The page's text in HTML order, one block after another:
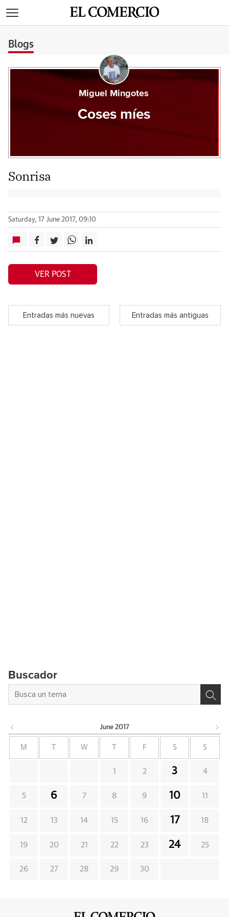
Blogs
Miguel Mingotes
Coses míes
Sonrisa
Saturday, 17 June 2017, 09:10
VER POST
Entradas más nuevas Entradas más antiguas
Buscador
June 2017
M W F S S
1 2 3 4
5 6 7 8 9 10 11
12 13 14 15 16 17 18
19 20 21 22 23 24 25
26 27 28 29 30